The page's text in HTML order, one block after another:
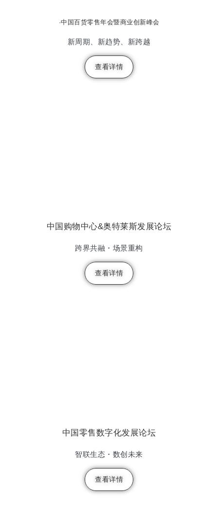
·中国百货零售年会暨商业创新峰会
新周期、新趋势、新跨越
查看详情
中国购物中心&奥特莱斯发展论坛
跨界共融・场景重构
查看详情
中国零售数字化发展论坛
智联生态・数创未来
查看详情